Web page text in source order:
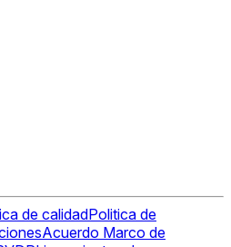
de calidadPolitica de
Acuerdo Marco de